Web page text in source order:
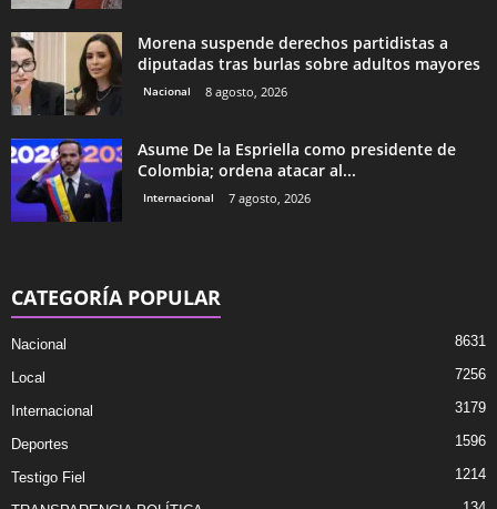
Morena suspende derechos partidistas a
diputadas tras burlas sobre adultos mayores
Nacional 8 agosto, 2026
Asume De la Espriella como presidente de
Colombia; ordena atacar al...
Internacional 7 agosto, 2026
CATEGORÍA POPULAR
Nacional 8631
Local 7256
Internacional 3179
Deportes 1596
Testigo Fiel 1214